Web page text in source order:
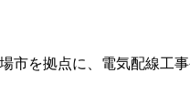
市を拠点に、電気配線